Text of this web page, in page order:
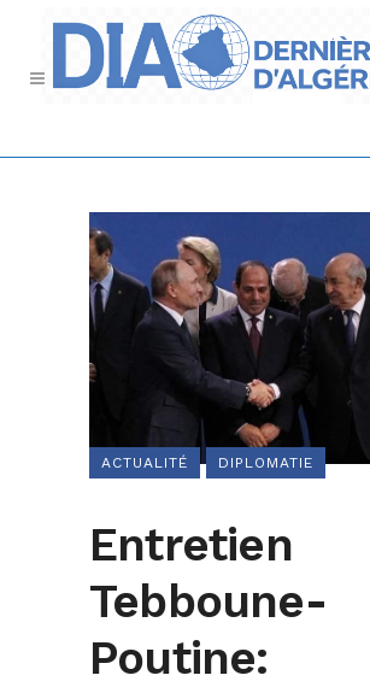
ACTUALITÉ DIPLOMATIE
Entretien
Tebboune-
Poutine: